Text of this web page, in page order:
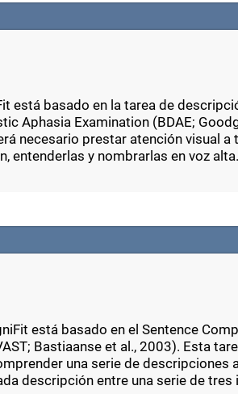
está basado en la tarea de
Aphasia Examination (BDAE;
necesario prestar atención visual a
entenderlas y nombrarlas en voz alta.
está basado en el Sentence
Bastiaanse et al., 2003). Esta
una serie de descripciones
descripción entre una serie de tres